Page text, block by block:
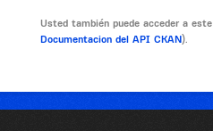
Usted también puede acceder a
Documentacion del API CKAN).